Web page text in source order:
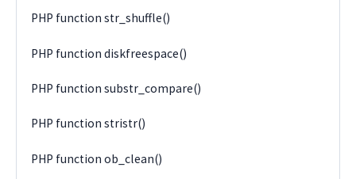
PHP function str_shuffle()
PHP function diskfreespace()
PHP function substr_compare()
PHP function stristr()
PHP function ob_clean()